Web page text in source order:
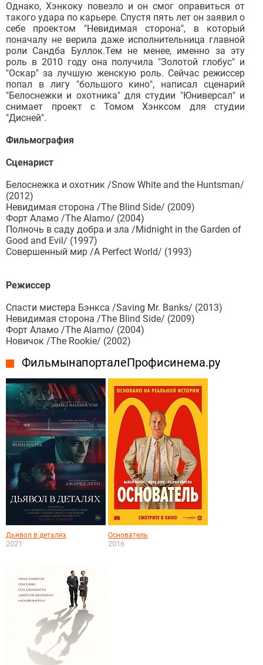
Однако, Хэнкоку повезло и он смог оправиться от
такого удара по карьере. Спустя пять лет он заявил о
себе проектом "Невидимая сторона", в который
поначалу не верила даже исполнительница главной
роли Сандба Буллок.Тем не менее, именно за эту
роль в 2010 году она получила "Золотой глобус" и
"Оскар" за лучшую женскую роль. Сейчас режиссер
попал в лигу "большого кино", написал сценарий
"Белоснежки и охотника" для студии "Юниверсал" и
снимает проект с Томом Хэнксом для студии
"Дисней".
Фильмография
Сценарист
Белоснежка и охотник /Snow White and the Huntsman/
(2012)
Невидимая сторона /The Blind Side/ (2009)
Форт Аламо /The Alamo/ (2004)
Полночь в саду добра и зла /Midnight in the Garden of
Good and Evil/ (1997)
Совершенный мир /A Perfect World/ (1993)
Режиссер
Спасти мистера Бэнкса /Saving Mr. Banks/ (2013)
Невидимая сторона /The Blind Side/ (2009)
Форт Аламо /The Alamo/ (2004)
Новичок /The Rookie/ (2002)
Фильмы на портале Профисинема.ру
Дьявол в деталях
2021
Основатель
2016